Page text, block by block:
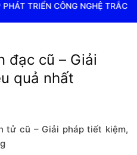
NGHỆ TRẮC ĐỊA VIỆT NAM
đạc cũ – Giải
quả nhất
tử cũ – Giải pháp tiết kiệm,